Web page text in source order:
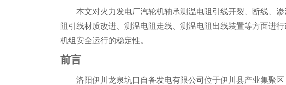
本文对火力发电厂汽轮机轴承测温电阻引线开裂、断线、 渗
阻引线材质改进、测温电阻走线、测温电阻出线装置等方面进
机组安全运行的稳定性。
前言
洛阳伊川龙泉坑口自备发电有限公司位于伊川县产业集聚